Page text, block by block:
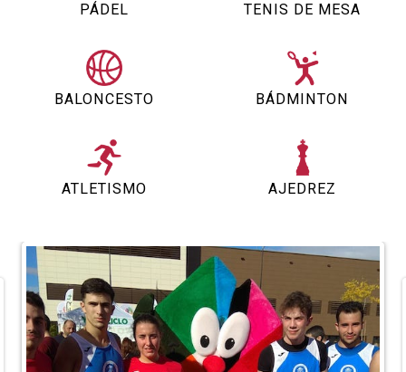
PÁDEL TENIS DE MESA
BALONCESTO BÁDMINTON
ATLETISMO AJEDREZ